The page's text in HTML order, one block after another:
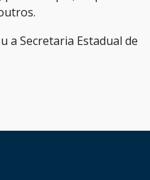
a Secretaria Estadual de